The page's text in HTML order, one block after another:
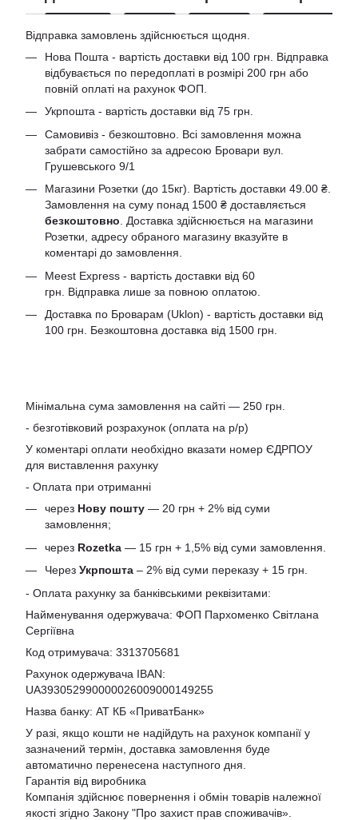
Відправка замовлень здійснюється щодня.
Нова Пошта - вартість доставки від 100 грн. Відправка
відбувається по передоплаті в розмірі 200 грн або
повній оплаті на рахунок ФОП.
Укрпошта - вартість доставки від 75 грн.
Самовивіз - безкоштовно. Всі замовлення можна
забрати самостійно за адресою Бровари вул.
Грушевського 9/1
Магазини Розетки (до 15кг). Вартість доставки 49.00 ₴.
Замовлення на суму понад 1500 ₴ доставляється
безкоштовно. Доставка здійснюється на магазини
Розетки, адресу обраного магазину вказуйте в
коментарі до замовлення.
Meest Express - вартість доставки від 60
грн. Відправка лише за повною оплатою.
Доставка по Броварам (Uklon) - вартість доставки від
100 грн. Безкоштовна доставка від 1500 грн.
Мінімальна сума замовлення на сайті — 250 грн.
- безготівковий розрахунок (оплата на р/р)
У коментарі оплати необхідно вказати номер ЄДРПОУ
для виставлення рахунку
- Оплата при отриманні
через Нову пошту — 20 грн + 2% від суми
замовлення;
через Rozetka — 15 грн + 1,5% від суми замовлення.
Через Укрпошта – 2% від суми переказу + 15 грн.
- Оплата рахунку за банківськими реквізитами:
Найменування одержувача: ФОП Пархоменко Світлана
Сергіївна
Код отримувача: 3313705681
Рахунок одержувача IBAN:
UA393052990000026009000149255
Назва банку: АТ КБ «ПриватБанк»
У разі, якщо кошти не надійдуть на рахунок компанії у
зазначений термін, доставка замовлення буде
автоматично перенесена наступного дня.
Гарантія від виробника
Компанія здійснює повернення і обмін товарів належної
якості згідно Закону "Про захист прав споживачів»